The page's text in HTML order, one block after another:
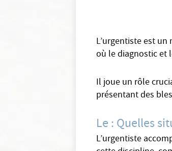
L’urgentiste est
où le diagnostic et
Il joue un rôle
présentant des
Le : Quelles
L’urgentiste